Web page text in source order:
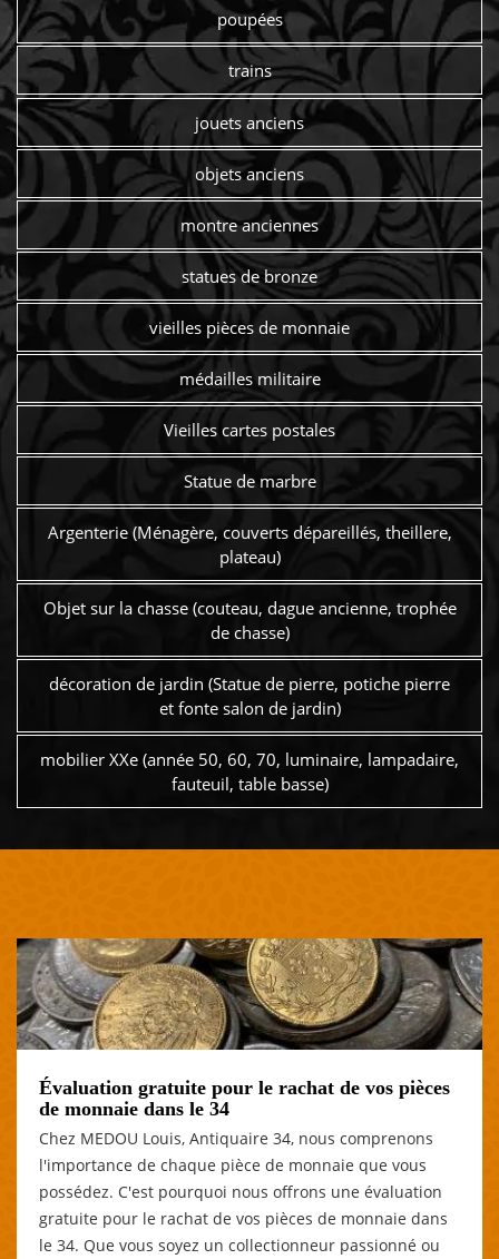
poupées
trains
jouets anciens
objets anciens
montre anciennes
statues de bronze
vieilles pièces de monnaie
médailles militaire
Vieilles cartes postales
Statue de marbre
Argenterie (Ménagère, couverts dépareillés, theillere,
plateau)
Objet sur la chasse (couteau, dague ancienne, trophée
de chasse)
décoration de jardin (Statue de pierre, potiche pierre
et fonte salon de jardin)
mobilier XXe (année 50, 60, 70, luminaire, lampadaire,
fauteuil, table basse)
Évaluation gratuite pour le rachat de vos pièces
de monnaie dans le 34
Chez MEDOU Louis, Antiquaire 34, nous comprenons
l'importance de chaque pièce de monnaie que vous
possédez. C'est pourquoi nous offrons une évaluation
gratuite pour le rachat de vos pièces de monnaie dans
le 34. Que vous soyez un collectionneur passionné ou